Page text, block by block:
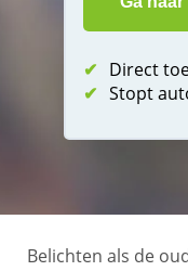
✔ Direct
✔ Stopt
Belichten als de